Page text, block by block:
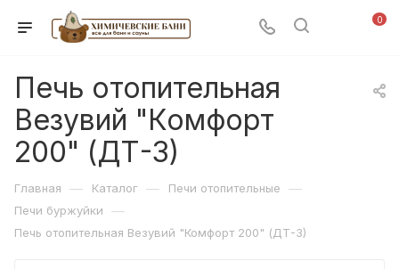
0
Печь отопительная
Везувий "Комфорт
200" (ДТ-3)
Главная — Каталог — Печи отопительные —
Печи буржуйки —
Печь отопительная Везувий "Комфорт 200" (ДТ-3)